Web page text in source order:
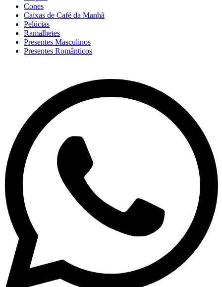
Cones
Caixas de Café da Manhã
Pelúcias
Ramalhetes
Presentes Masculinos
Presentes Românticos